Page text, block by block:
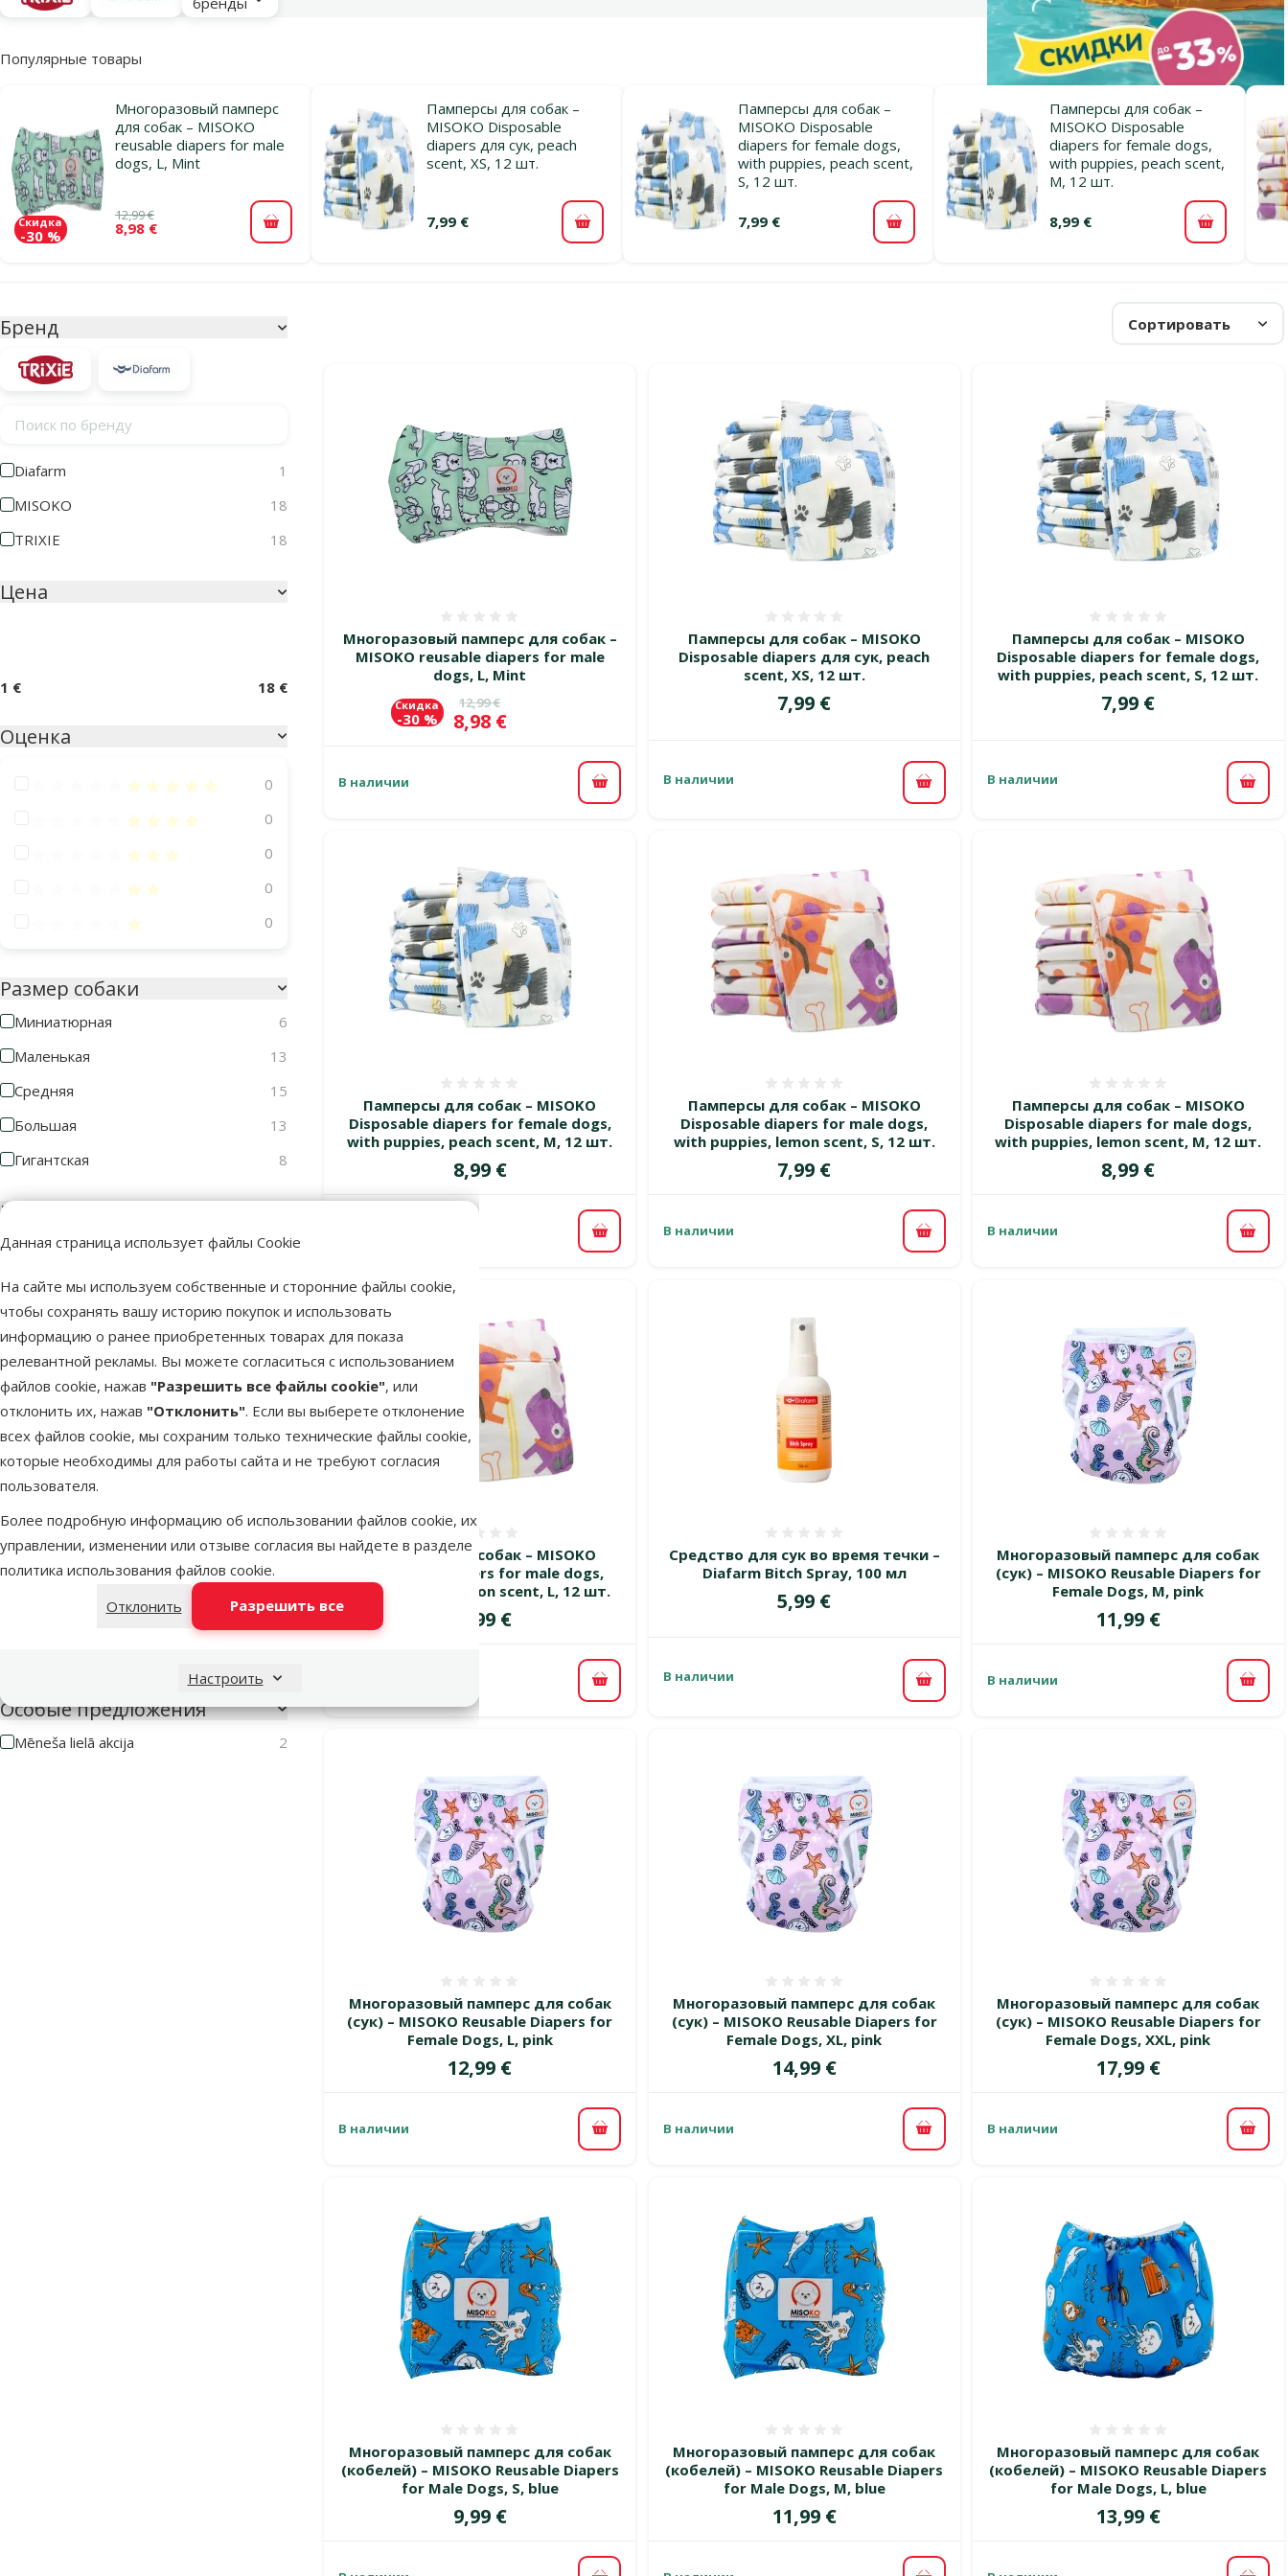
Данная страница использует файлы Cookie
На сайте мы используем собственные и сторонние файлы cookie,
чтобы сохранять вашу историю покупок и использовать
информацию о ранее приобретенных товарах для показа
релевантной рекламы. Вы можете согласиться с использованием
файлов cookie, нажав "Разрешить все файлы cookie", или
отклонить их, нажав "Отклонить". Если вы выберете отклонение
всех файлов cookie, мы сохраним только технические файлы cookie,
которые необходимы для работы сайта и не требуют согласия
пользователя.
Более подробную информацию об использовании файлов cookie, их
управлении, изменении или отзыве согласия вы найдете в разделе
политика использования файлов cookie.
Отклонить
Разрешить все
Настроить
Популярные товары
Многоразовый памперс
для собак – MISOKO
reusable diapers for male
dogs, L, Mint
12,99 €
8,98 €
Скидка
-30 % В корзину
Памперсы для собак –
MISOKO Disposable
diapers для сук, peach
scent, ХS, 12 шт.
7,99 € В корзину
Памперсы для собак –
MISOKO Disposable
diapers for female dogs,
with puppies, peach scent,
S, 12 шт.
7,99 € В корзину
Памперсы для собак –
MISOKO Disposable
diapers for female dogs,
with puppies, peach scent,
M, 12 шт.
8,99 € В корзину
Бренд
Поиск по бренду
Diafarm
1
MISOKO
18
TRIXIE
18
Цена
1 € 18 €
Оценка
Оценка 100%
0
Оценка 80%
0
Оценка 60%
0
Оценка 40%
0
Оценка 20%
0
Размер собаки
Миниатюрная
6
Маленькая
13
Средняя
15
Большая
13
Гигантская
8
Возраст собаки
Щенок
Взрослая
собака
Пожилая
собака
Объем
100ml
Цвет
Бежевый
Белый
Особые предложения
Mēneša lielā akcija 2
Сортировать
Многоразовый памперс для собак –
MISOKO reusable diapers for male
dogs, L, Mint
Исходная цена
12,99 €
Цена
8,98 €
Скидка
-30 %
В наличии В корзину
Памперсы для собак – MISOKO
Disposable diapers для сук, peach
scent, ХS, 12 шт.
Цена
7,99 €
В наличии
В корзину
Памперсы для собак – MISOKO
Disposable diapers for female dogs,
with puppies, peach scent, S, 12 шт.
Цена
7,99 €
В наличии
В
Памперсы для собак – MISOKO
Disposable diapers for female dogs,
with puppies, peach scent, M, 12 шт.
Цена
8,99 €
В корзину
Памперсы для собак – MISOKO
Disposable diapers for male dogs,
with puppies, lemon scent, S, 12 шт.
Цена
7,99 €
В наличии В корзину
Памперсы для собак – MISOKO
Disposable diapers for male dogs,
with puppies, lemon scent, М, 12 шт.
Цена
8,99 €
В наличии В
Памперсы для собак – MISOKO
Disposable diapers for male dogs,
with puppies, lemon scent, L, 12 шт.
Цена
10,99 €
В корзину
Средство для сук во время течки –
Diafarm Bitch Spray, 100 мл
Цена
5,99 €
В наличии
В корзину
Многоразовый памперс для собак
(сук) – MISOKO Reusable Diapers for
Female Dogs, M, pink
Цена
11,99 €
В наличии В
Многоразовый памперс для собак
(сук) – MISOKO Reusable Diapers for
Female Dogs, L, pink
Цена
12,99 €
В наличии В корзину
Многоразовый памперс для собак
(сук) – MISOKO Reusable Diapers for
Female Dogs, XL, pink
Цена
14,99 €
В наличии В корзину
Многоразовый памперс для собак
(сук) – MISOKO Reusable Diapers for
Female Dogs, XXL, pink
Цена
17,99 €
В наличии В
Многоразовый памперс для собак
(кобелей) – MISOKO Reusable Diapers
for Male Dogs, S, blue
Цена
9,99 €
Многоразовый памперс для собак
(кобелей) – MISOKO Reusable Diapers
for Male Dogs, M, blue
Цена
11,99 €
Многоразовый памперс для собак
(кобелей) – MISOKO Reusable Diapers
for Male Dogs, L, blue
Цена
13,99 €